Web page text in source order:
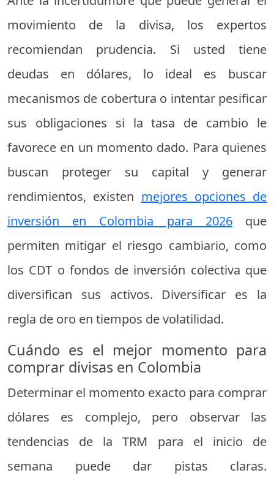
movimiento de la divisa, los expertos
recomiendan prudencia. Si usted tiene
deudas en dólares, lo ideal es buscar
mecanismos de cobertura o intentar pesificar
sus obligaciones si la tasa de cambio le
favorece en un momento dado. Para quienes
buscan proteger su capital y generar
rendimientos, existen mejores opciones de
inversión en Colombia para 2026que
permiten mitigar el riesgo cambiario, como
los CDT o fondos de inversión colectiva que
diversifican sus activos. Diversificar es la
regla de oro en tiempos de volatilidad.
Cuándo es el mejor momento para
comprar divisas en Colombia
Determinar el momento exacto para comprar
dólares es complejo, pero observar las
tendencias de la TRM para el inicio de
semana puede dar pistas claras.